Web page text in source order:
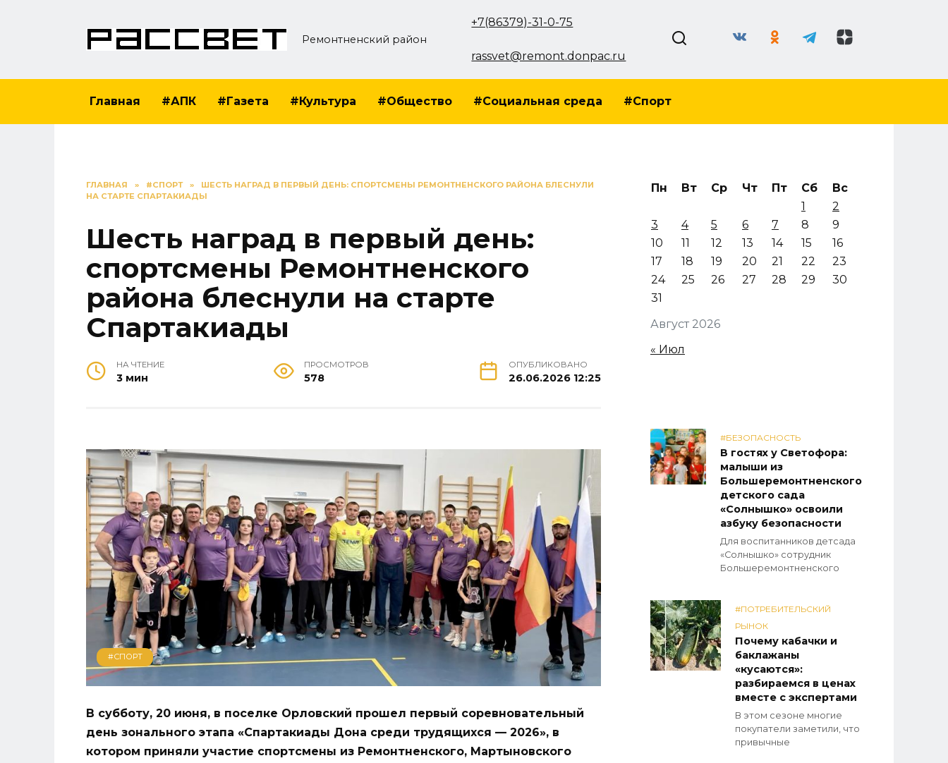
Ремонтненский район
+7(86379)-31-0-75
rassvet@remont.donpac.ru
Главная #АПК #Газета #Культура #Общество #Социальная среда #Спорт
ГЛАВНАЯ » #СПОРТ »
ШЕСТЬ НАГРАД В ПЕРВЫЙ ДЕНЬ: СПОРТСМЕНЫ РЕМОНТНЕНСКОГО РАЙОНА БЛЕСНУЛИ
НА СТАРТЕ СПАРТАКИАДЫ
Шесть наград в первый день:
спортсмены Ремонтненского
района блеснули на старте
Спартакиады
НА ЧТЕНИЕ
3 мин
ПРОСМОТРОВ
578
ОПУБЛИКОВАНО
26.06.2026 12:25
#СПОРТ
В субботу, 20 июня, в поселке Орловский прошел первый соревновательный
день зонального этапа «Спартакиады Дона среди трудящихся — 2026», в
котором приняли участие спортсмены из Ремонтненского, Мартыновского
Август 2026
Пн Вт Ср Чт Пт Сб
Вс
1
2
3
4 5 6 7 8
9
10
11 12 13 14 15
16
17
18 19 20 21 22
23
24
25 26 27 28 29
30
31
« Июл
#БЕЗОПАСНОСТЬ
В гостях у Светофора:
малыши из
Большеремонтненского
детского сада
«Солнышко» освоили
азбуку безопасности
Для воспитанников детсада
«Солнышко» сотрудник
Большеремонтненского
#ПОТРЕБИТЕЛЬСКИЙ
РЫНОК
Почему кабачки и
баклажаны
«кусаются»:
разбираемся в ценах
вместе с экспертами
В этом сезоне многие
покупатели заметили, что
привычные